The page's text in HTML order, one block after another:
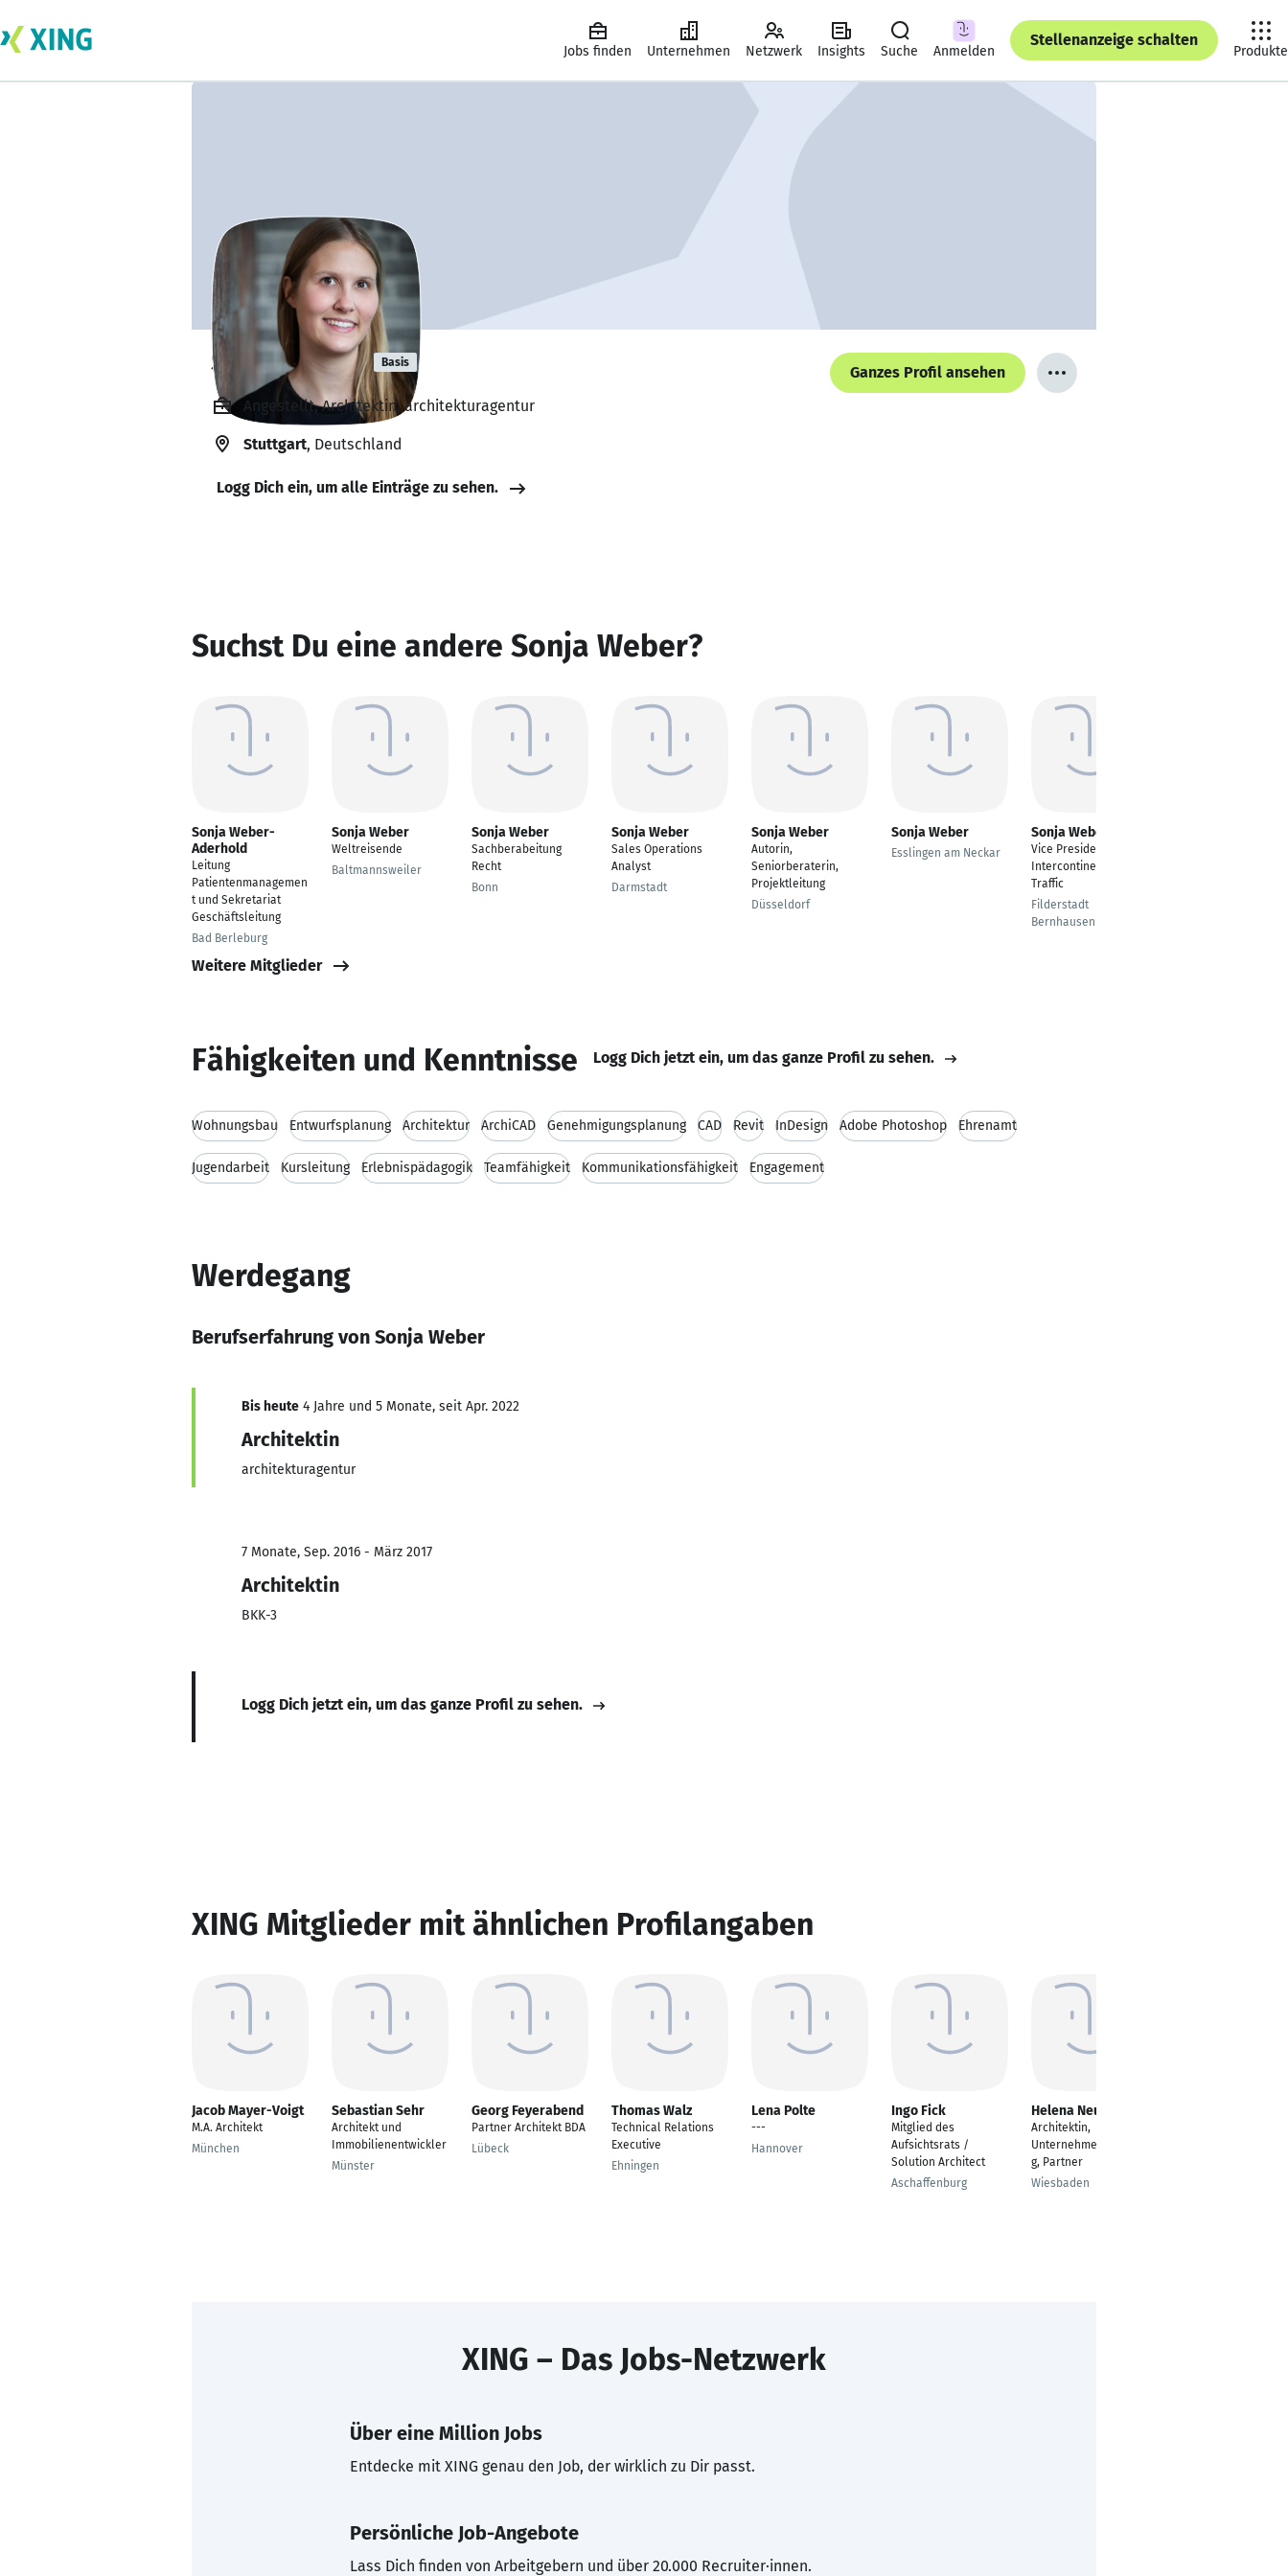
Jobs finden Unternehmen Netzwerk Insights Suche Anmelden
Stellenanzeige schalten
Produkte
Sonja Weber Basis
Ganzes Profil ansehen
Angestellt, Architektin, architekturagentur
Stuttgart, Deutschland
Logg Dich ein, um alle Einträge zu sehen.
Suchst Du eine andere Sonja Weber?
Sonja Weber-
Aderhold
Leitung
Patientenmanagemen
t und Sekretariat
Geschäftsleitung
Bad Berleburg
Sonja Weber
Weltreisende
Baltmannsweiler
Sonja Weber
Sachberabeitung
Recht
Bonn
Sonja Weber
Sales Operations
Analyst
Darmstadt
Sonja Weber
Autorin,
Seniorberaterin,
Projektleitung
Düsseldorf
Sonja Weber
Esslingen am Neckar
Sonja Weber
Vice President
Intercontinental
Traffic
Filderstadt
Bernhausen
Weitere Mitglieder
Fähigkeiten und Kenntnisse Logg Dich jetzt ein, um das ganze Profil zu sehen.
Wohnungsbau Entwurfsplanung Architektur ArchiCAD Genehmigungsplanung CAD Revit InDesign Adobe Photoshop Ehrenamt
Jugendarbeit Kursleitung Erlebnispädagogik Teamfähigkeit Kommunikationsfähigkeit Engagement
Werdegang
Berufserfahrung von Sonja Weber
Bis heute 4 Jahre und 5 Monate, seit Apr. 2022
Architektin
architekturagentur
7 Monate, Sep. 2016 - März 2017
Architektin
BKK-3
Logg Dich jetzt ein, um das ganze Profil zu sehen.
XING Mitglieder mit ähnlichen Profilangaben
Jacob Mayer-Voigt
M.A. Architekt
München
Sebastian Sehr
Architekt und
Immobilienentwickler
Münster
Georg Feyerabend
Partner Architekt BDA
Lübeck
Thomas Walz
Technical Relations
Executive
Ehningen
Lena Polte
---
Hannover
Ingo Fick
Mitglied des
Aufsichtsrats /
Solution Architect
Aschaffenburg
Helena Neumann
Architektin,
Unternehmensführun
g, Partner
Wiesbaden
XING – Das Jobs-Netzwerk
Über eine Million Jobs
Entdecke mit XING genau den Job, der wirklich zu Dir passt.
Persönliche Job-Angebote
Lass Dich finden von Arbeitgebern und über 20.000 Recruiter·innen.